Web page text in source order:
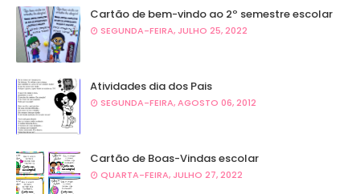
Cartão de bem-vindo ao 2º semestre escolar
SEGUNDA-FEIRA, JULHO 25, 2022
Atividades dia dos Pais
SEGUNDA-FEIRA, AGOSTO 06, 2012
Cartão de Boas-Vindas escolar
QUARTA-FEIRA, JULHO 27, 2022